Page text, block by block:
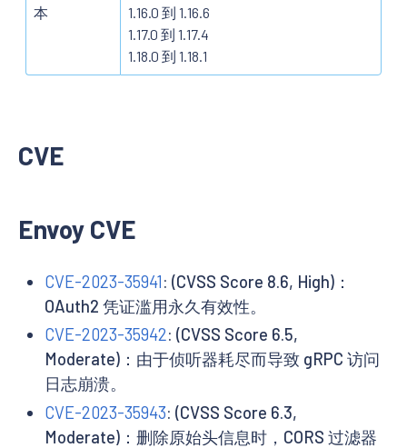
本
1.16.0 到 1.16.6
1.17.0 到 1.17.4
1.18.0 到 1.18.1
CVE
Envoy CVE
CVE-2023-35941: (CVSS Score 8.6, High)：
OAuth2 凭证滥用永久有效性。
CVE-2023-35942: (CVSS Score 6.5,
Moderate)：由于侦听器耗尽而导致 gRPC 访问
日志崩溃。
CVE-2023-35943: (CVSS Score 6.3,
Moderate)：删除原始头信息时，CORS 过滤器